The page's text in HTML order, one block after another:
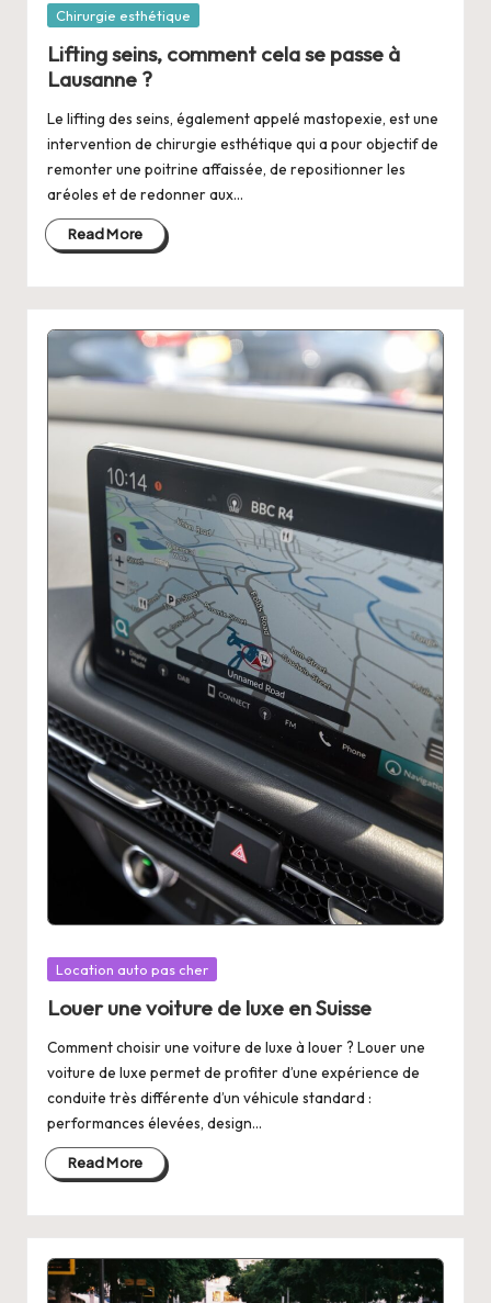
Posted
Chirurgie esthétique
Lifting seins, comment cela se passe à
Lausanne ?
Le lifting des seins, également appelé mastopexie, est une
intervention de chirurgie esthétique qui a pour objectif de
remonter une poitrine affaissée, de repositionner les
aréoles et de redonner aux…
Read More
Posted
Location auto pas cher
Louer une voiture de luxe en Suisse
Comment choisir une voiture de luxe à louer ? Louer une
voiture de luxe permet de profiter d’une expérience de
conduite très différente d’un véhicule standard :
performances élevées, design…
Read More